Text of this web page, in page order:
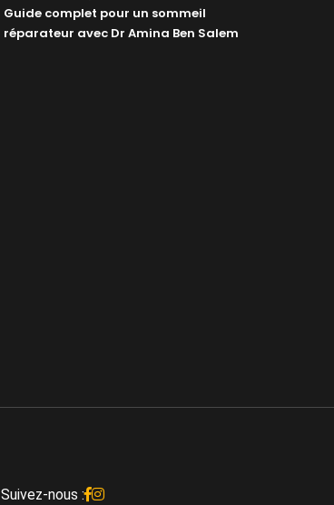
Guide complet pour un sommeil
réparateur avec Dr Amina Ben Salem
Suivez-nous :